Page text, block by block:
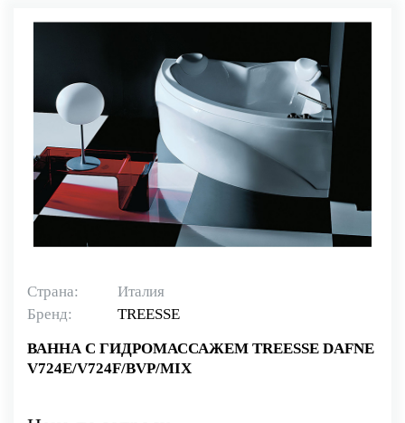
Страна:
Италия
Бренд:
TREESSE
ВАННА С ГИДРОМАССАЖЕМ TREESSE DAFNE
V724E/V724F/BVP/MIX